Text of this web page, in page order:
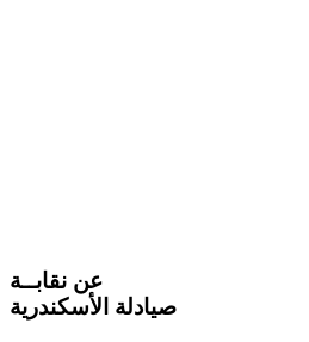
عن نقابــة
صيادلة الأسكندرية